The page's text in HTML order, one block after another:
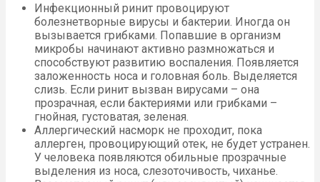
Инфекционный ринит провоцируют
болезнетворные вирусы и бактерии. Иногда он
вызывается грибками. Попавшие в организм
микробы начинают активно размножаться и
способствуют развитию воспаления. Появляется
заложенность носа и головная боль. Выделяется
слизь. Если ринит вызван вирусами – она
прозрачная, если бактериями или грибками –
гнойная, густоватая, зеленая.
Аллергический насморк не проходит, пока
аллерген, провоцирующий отек, не будет устранен.
У человека появляются обильные прозрачные
выделения из носа, слезоточивость, чиханье.